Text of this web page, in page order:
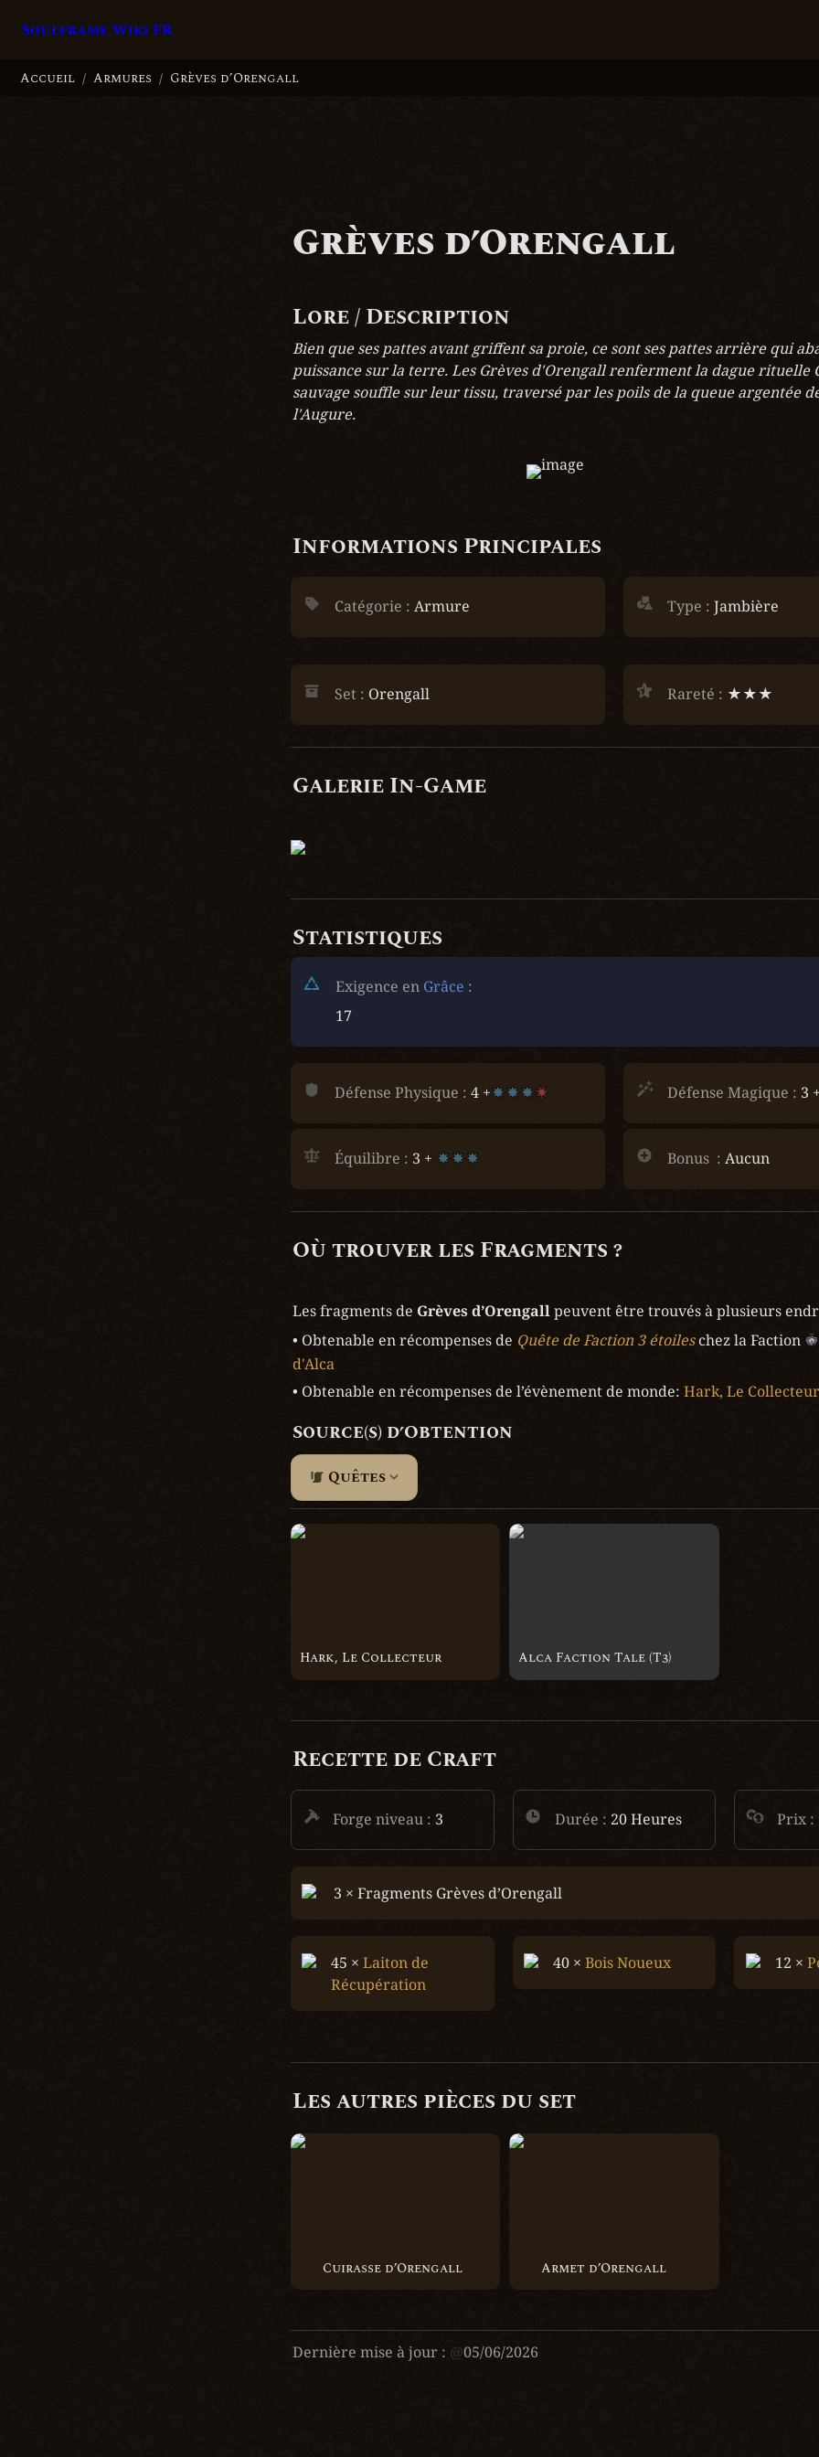
Soulframe Wiki FR
Accueil / Armures / Grèves d’Orengall
Grèves d’Orengall
Lore / Description
Bien que ses pattes avant griffent sa proie, ce sont ses pattes arrière qui
puissance sur la terre. Les Grèves d'Orengall renferment la dague rituelle
sauvage souffle sur leur tissu, traversé par les poils de la queue argentée
l'Augure.
Informations Principales
Catégorie : Armure Type : Jambière
Set : Orengall Rareté : ★★★
Galerie In-Game
Statistiques
Exigence en Grâce :
17
Défense Physique : 4 +
Équilibre : 3 +
Défense Magique : 3
Bonus  : Aucun
Où trouver les Fragments ?
Les fragments de Grèves d’Orengall peuvent être trouvés à plusieurs
• Obtenable en récompenses de Quête de Faction 3 étoiles chez la Faction
d'Alca
• Obtenable en récompenses de l’évènement de monde: Hark, Le Collecteur
Source(s) d’Obtention
Quêtes
Hark, Le Collecteur
Hark, Le Collecteur Alca Faction Tale (T3)
Recette de Craft
Forge niveau : 3 Durée : 20 Heures Prix :
3 × Fragments Grèves d’Orengall
45 × Laiton de
Récupération
40 × Bois Noueux 12 ×
Les autres pièces du set
Cuirasse d’Orengall
Cuirasse d’Orengall
Armet d’Orengall
Armet d’Orengall
Dernière mise à jour : @05/06/2026